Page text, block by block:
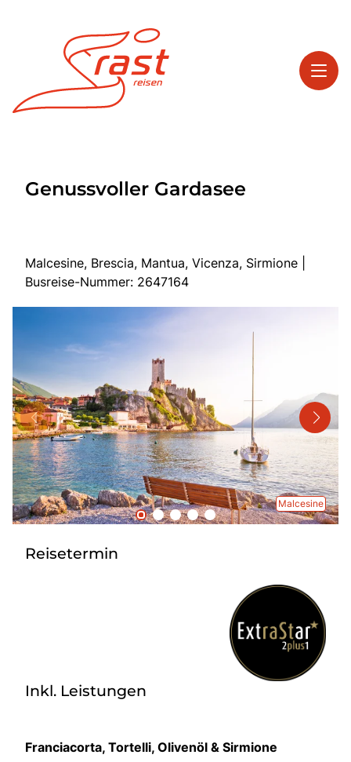
Highlights
Tagesreisen
Bus anmieten
Linienverkehr
Service
Kontakt
Genussvoller Gardasee
Malcesine, Brescia, Mantua, Vicenza, Sirmione |
Busreise-Nummer: 2647164
Malcesine
Reisetermin
Inkl. Leistungen
Franciacorta, Tortelli, Olivenöl & Sirmione